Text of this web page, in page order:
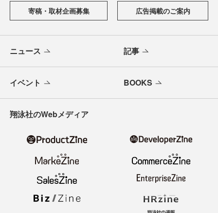
寄稿・取材企画募集 広告掲載のご案内
ニュース 記事
イベント BOOKS
翔泳社のWebメディア